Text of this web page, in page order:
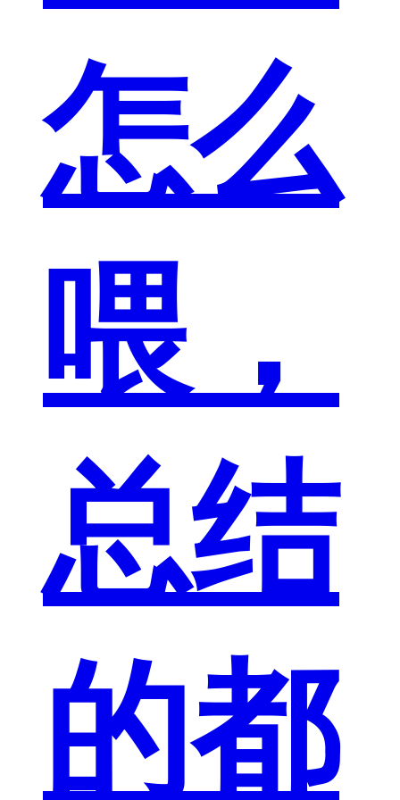
怎么
喂，
总结
的都